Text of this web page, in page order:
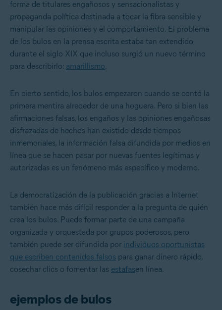
forma de titulares engañosos y sensacionalistas y
propaganda política destinada a tocar la fibra sensible y
manipular las opiniones y el comportamiento. El problema
de los bulos en la prensa escrita estaba tan extendido
durante el siglo XIX que incluso surgió un nuevo término
para describirlo: amarillismo.
En cierto sentido, los bulos empezaron cuando se contó la
primera mentira alrededor de una hoguera. Pero si bien las
afirmaciones falsas, los engaños y las opiniones engañosas
disfrazadas de hechos han existido desde tiempos
inmemoriales, la información falsa difundida por medios en
línea que se hacen pasar por nuevas fuentes legítimas y
autorizadas es un fenómeno más específico y moderno.
La democratización de la publicación gracias a Internet
también hace más difícil responder a la pregunta de quién
crea los bulos. Puede formar parte de una campaña
organizada y orquestada por grupos poderosos, pero
también puede ser difundida por individuos oportunistas
que escriben contenidos falsos para ganar dinero rápido,
cosechar clics o fomentar las estafasen línea.
ejemplos de bulos